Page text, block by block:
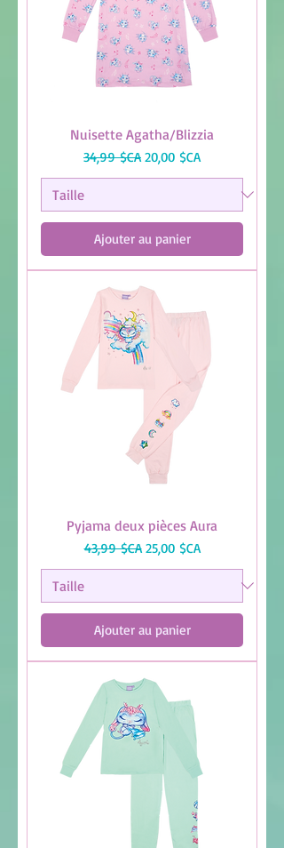
Nuisette Agatha/Blizzia
Prix original
34,99 $CA Prix promotionnel
20,00 $CA
Ajouter au panier
Pyjama deux pièces Aura
Prix original
43,99 $CA Prix promotionnel
25,00 $CA
Ajouter au panier